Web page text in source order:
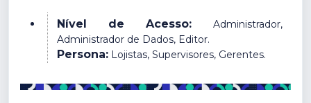
Nível de Acesso:
Administrador,
Administrador de Dados, Editor.
Persona: Lojistas, Supervisores, Gerentes.